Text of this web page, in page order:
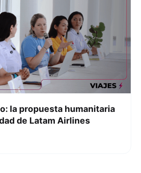
la propuesta humanitaria
de sostenibilidad de Latam Airlines